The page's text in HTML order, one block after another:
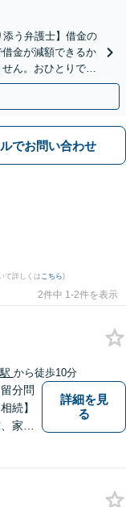
添う弁護士】借金の
金が減額できるか
ん。おひとりで悩
でお問い合わせ
て詳しくはこちら)
2件中 1-2件を表示
から徒歩10分
分問
続】
家族
行い
詳細を見
る